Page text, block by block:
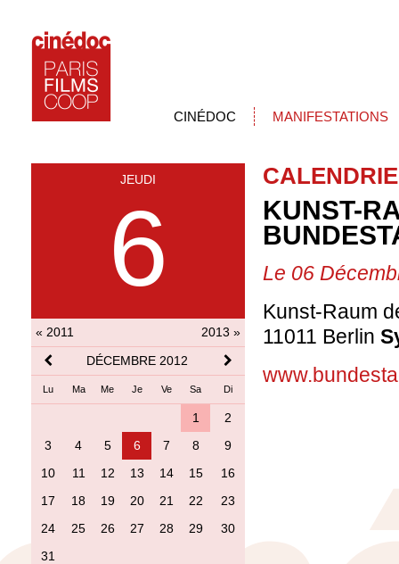
CINÉDOC MANIFESTATIONS
JEUDI
6
« 2011
2013 »
DÉCEMBRE 2012
Lu Ma Me Je Ve Sa Di
1
2
3
4 5 6 7 8
9
10
11 12 13 14 15
16
17
18 19 20 21 22
23
24
25 26 27 28 29
30
31
KUNST-
Le 06
Kunst-Raum
11011 Berlin